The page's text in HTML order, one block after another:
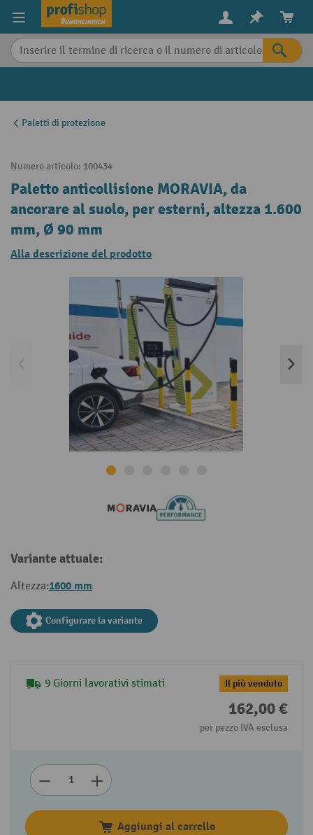
content
Paletti di protezione
Numero articolo: 100434
Paletto anticollisione MORAVIA, da
ancorare al suolo, per esterni, altezza 1.600
mm, Ø 90 mm
Alla descrizione del prodotto
Variante attuale:
Altezza:1600 mm
Configurare la variante
9 Giorni lavorativi stimati Il più venduto
162,00 €
per pezzo IVA esclusa
Aggiungi al carrello